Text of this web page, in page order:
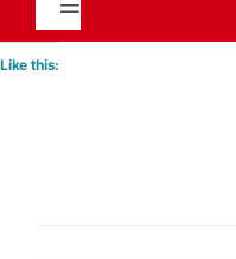
Toggle
Navigation
Like this: